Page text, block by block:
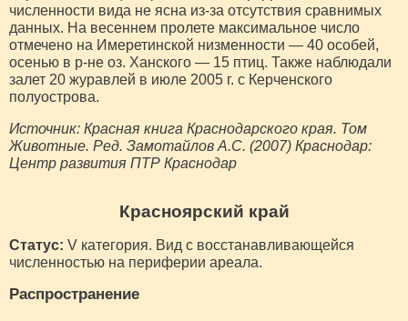
численности вида не ясна из-за отсутствия сравнимых
данных. На весеннем пролете максимальное число
отмечено на Имеретинской низменности — 40 особей,
осенью в р-не оз. Ханского — 15 птиц. Также наблюдали
залет 20 журавлей в июле 2005 г. с Керченского
полуострова.
Источник: Красная книга Краснодарского края. Том
Животные. Ред. Замотайлов А.С. (2007) Краснодар:
Центр развития ПТР Краснодар
Красноярский край
Статус: V категория. Вид с восстанавливающейся
численностью на периферии ареала.
Распространение